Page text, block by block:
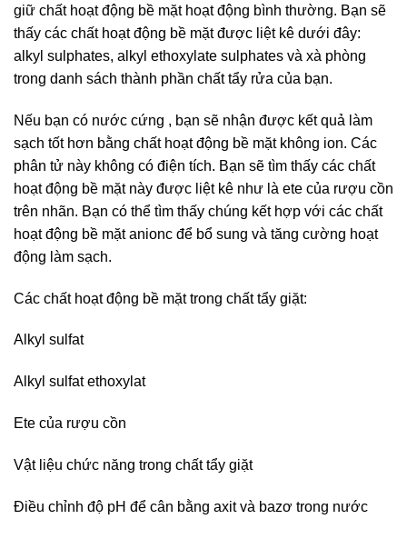
giữ chất hoạt động bề mặt hoạt động bình thường. Bạn sẽ
thấy các chất hoạt động bề mặt được liệt kê dưới đây:
alkyl sulphates, alkyl ethoxylate sulphates và xà phòng
trong danh sách thành phần chất tẩy rửa của bạn.
Nếu bạn có nước cứng , bạn sẽ nhận được kết quả làm
sạch tốt hơn bằng chất hoạt động bề mặt không ion. Các
phân tử này không có điện tích. Bạn sẽ tìm thấy các chất
hoạt động bề mặt này được liệt kê như là ete của rượu cồn
trên nhãn. Bạn có thể tìm thấy chúng kết hợp với các chất
hoạt động bề mặt anionc để bổ sung và tăng cường hoạt
động làm sạch.
Các chất hoạt động bề mặt trong chất tẩy giặt:
Alkyl sulfat
Alkyl sulfat ethoxylat
Ete của rượu cồn
Vật liệu chức năng trong chất tẩy giặt
Điều chỉnh độ pH để cân bằng axit và bazơ trong nước